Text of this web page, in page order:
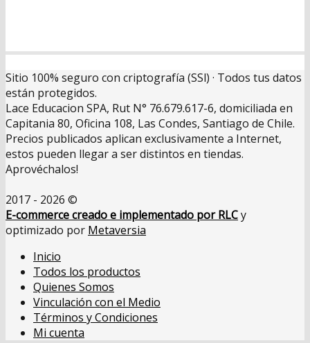
Sitio 100% seguro con criptografía (SSl) · Todos tus datos
están protegidos.
Lace Educacion SPA, Rut N° 76.679.617-6, domiciliada en
Capitania 80, Oficina 108, Las Condes, Santiago de Chile.
Precios publicados aplican exclusivamente a Internet,
estos pueden llegar a ser distintos en tiendas.
Aprovéchalos!
2017 - 2026 ©
E-commerce creado e implementado por RLCy
optimizado por Metaversia
Inicio
Todos los productos
Quienes Somos
Vinculación con el Medio
Términos y Condiciones
Mi cuenta